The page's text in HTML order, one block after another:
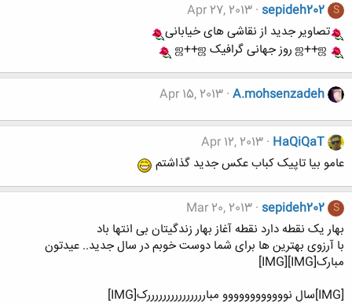
S
sepideh202
Apr 27, 2013
تصاویر جدید از نقاشی های خیابانی
A.mohsenzadeh
Apr 15, 2013
HaQiQaT
Apr 12, 2013
عامو بیا تاپیک کباب عکس جدید گذاشتم
S
sepideh202
Mar 20, 2013
​بهار یک نقطه دارد نقطه آغاز بهار زندگیتان بی انتها باد
با آرزوی بهترین ها برای شما دوست خوبم در سال جدید.. عیدتون
مبارک[IMG][IMG]
[IMG]سال نوووووووووووو مبارررررررررررررررک[IMG]